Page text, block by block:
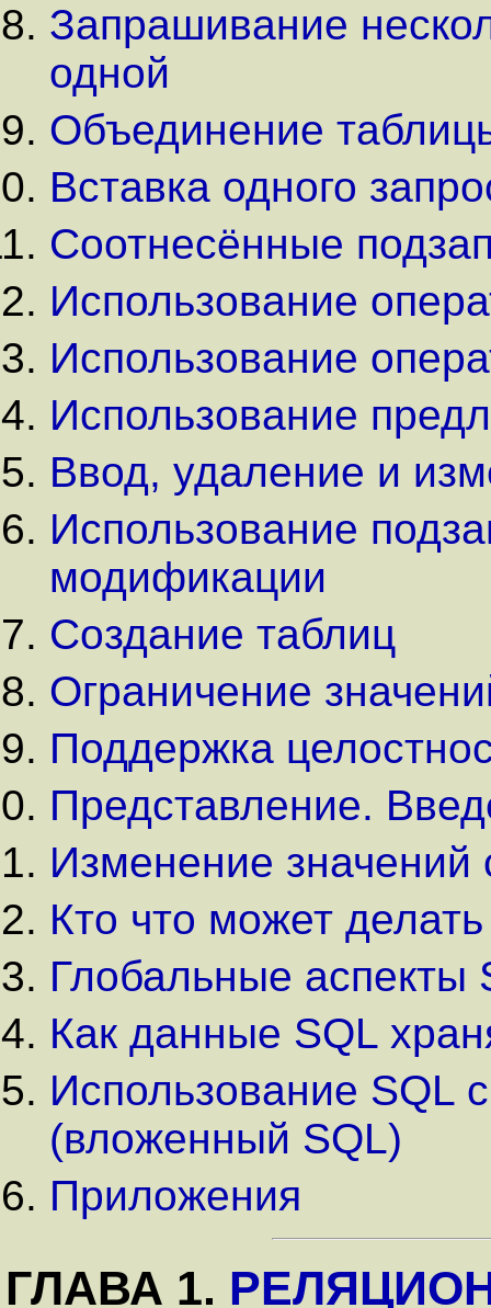
Запрашивание
одной
Объединение
Вставка одного
Соотнесённые
Использование
Использование
Использование
Ввод, удаление и
Использование
модификации
Создание таблиц
Ограничение
Поддержка
Представление.
Изменение
Кто что может
Глобальные аспекты
Как данные SQL
Использование SQL
(вложенный SQL)
Приложения
ГЛАВА 1.